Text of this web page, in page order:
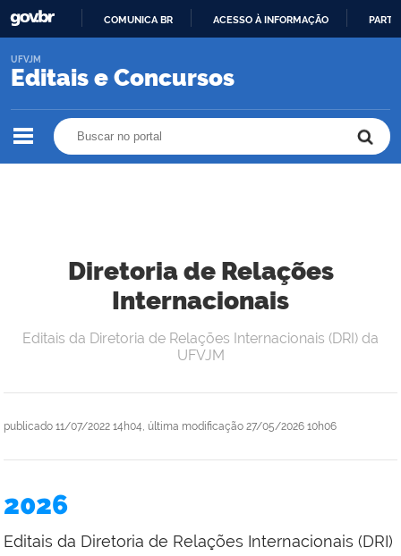
O
COMUNICA BR ACESSO À INFORMAÇÃO
Editais e Concursos
UFVJM
Diretoria de Relações
Internacionais
publicado 11/07/2022 14h04, última modificação 27/05/2026 10h06
Editais da Diretoria de Relações Internacionais (DRI) da
UFVJM
2026
Editais da Diretoria de Relações Internacionais (DRI)